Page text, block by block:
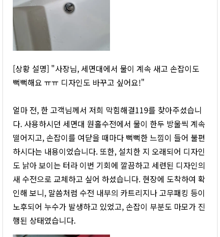
[상황 설명] "사장님, 세면대에서 물이 계속 새고 손잡이도
뻑뻑해요 ㅠㅠ 디자인도 바꾸고 싶어요!"
얼마 전, 한 고객님께서 저희 막힘해결119를 찾아주셨습니
다. 사용하시던 세면대 원홀수전에서 물이 한두 방울씩 계속
떨어지고, 손잡이를 여닫을 때마다 뻑뻑한 느낌이 들어 불편
하시다는 내용이었습니다. 또한, 설치한 지 오래되어 디자인
도 낡아 보이는 터라 이번 기회에 깔끔하고 세련된 디자인의
새 수전으로 교체하고 싶어 하셨습니다. 현장에 도착하여 확
인해 보니, 말씀처럼 수전 내부의 카트리지나 고무패킹 등이
노후되어 누수가 발생하고 있었고, 손잡이 부분도 마모가 진
행된 상태였습니다.